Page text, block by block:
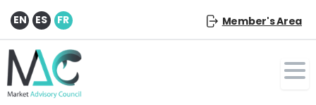
EN ES FR Member's Area